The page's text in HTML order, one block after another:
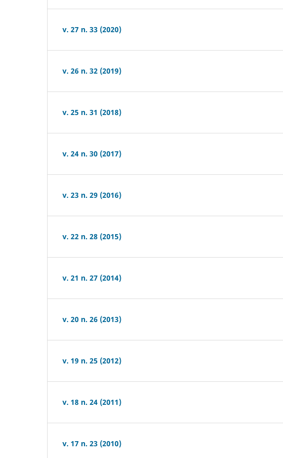
v. 27 n. 33 (2020)
v. 26 n. 32 (2019)
v. 25 n. 31 (2018)
v. 24 n. 30 (2017)
v. 23 n. 29 (2016)
v. 22 n. 28 (2015)
v. 21 n. 27 (2014)
v. 20 n. 26 (2013)
v. 19 n. 25 (2012)
v. 18 n. 24 (2011)
v. 17 n. 23 (2010)